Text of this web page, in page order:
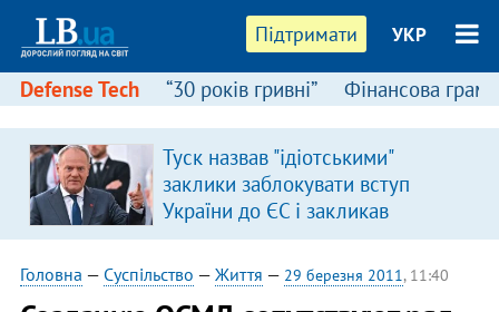
Підтримати УКР
Defense Tech “30 років гривні” Фінансова
Туск назвав "ідіотськими"
заклики заблокувати вступ
України до ЄС і закликав
припинити антиукраїнську
риторику
Головна — Суспільство — Життя — 29 березня 2011, 11:40